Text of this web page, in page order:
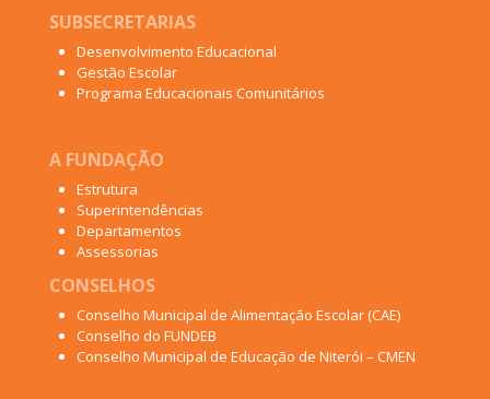
SUBSECRETARIAS
Desenvolvimento Educacional
Gestão Escolar
Programa Educacionais Comunitários
A FUNDAÇÃO
Estrutura
Superintendências
Departamentos
Assessorias
CONSELHOS
Conselho Municipal de Alimentação Escolar (CAE)
Conselho do FUNDEB
Conselho Municipal de Educação de Niterói – CMEN